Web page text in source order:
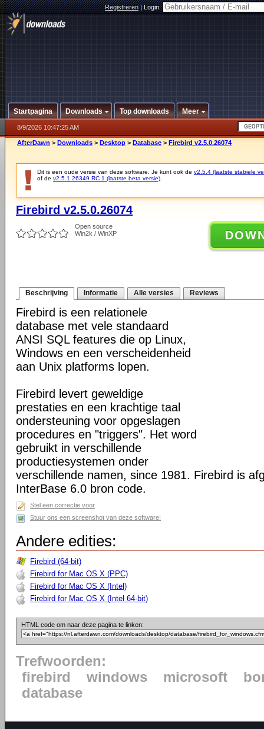
Registreren|Login:
Startpagina Downloads Top downloads Meer
8/9/2026 10:47:25 AM
AfterDawn > Downloads > Desktop > Database > Firebird v2.5.0.26074
Dit is een oude versie van deze software. Je kunt ook de v2.5.4 (laatste stabiele
of de v2.5.1.26349 RC 1 (laatste beta versie)
Firebird v2.5.0.26074
Open source
Win2k / WinXP
Beschrijving Informatie Alle versies Reviews
Firebird is een relationele
database met vele standaard
ANSI SQL features die op Linux,
Windows en een verscheidenheid
aan Unix platforms lopen.
Firebird levert geweldige
prestaties en een krachtige taal
ondersteuning voor opgeslagen
procedures en "triggers". Het word
gebruikt in verschillende
productiesystemen onder
verschillende namen, since 1981. Firebird is
InterBase 6.0 bron code.
Stel een correctie voor
Stuur ons een screenshot van deze software!
Andere edities:
Firebird (64-bit)
Firebird for Mac OS X (PPC)
Firebird for Mac OS X (Intel)
Firebird for Mac OS X (Intel 64-bit)
HTML code om naar deze pagina te linken:
Trefwoorden:
firebird
windows microsoft
database